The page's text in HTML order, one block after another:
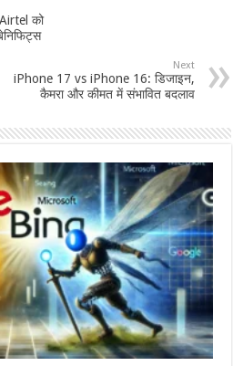
को
Next
iPhone 17 vs iPhone 16: डिजाइन,
कैमरा और कीमत में संभावित बदलाव